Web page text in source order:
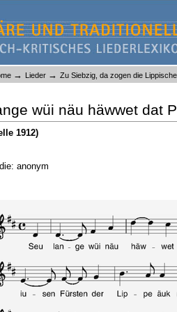
→ Lieder → Zu Siebzig, da zogen die
wüi näu häwwet dat
1912)
anonym